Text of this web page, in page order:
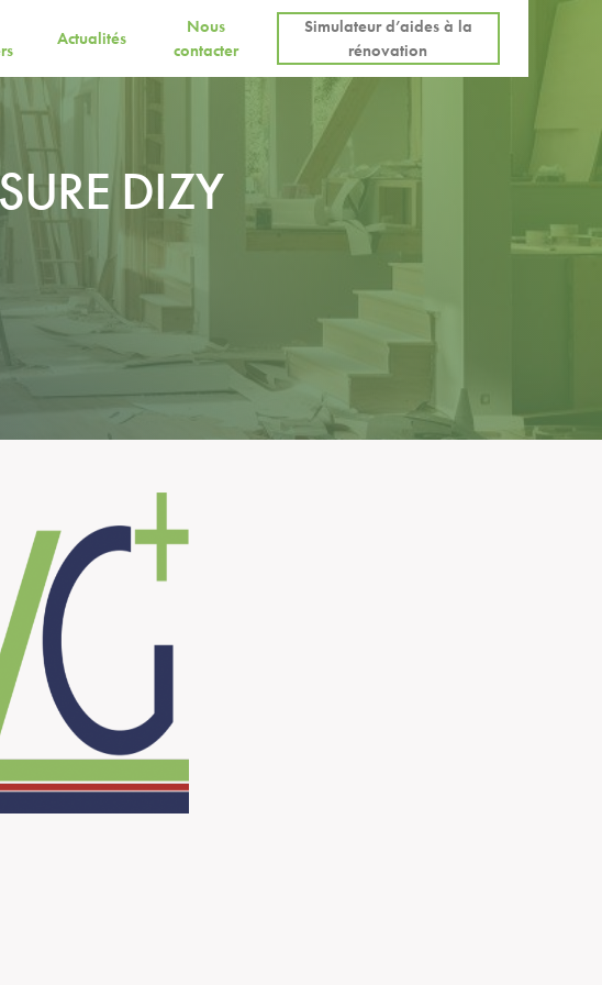
Actualités
Nous
contacter
Simulateur d’aides à la
rénovation
DIZY